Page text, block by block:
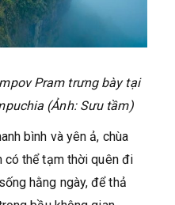
Pram trưng bày tại
(Ảnh: Sưu tầm)
bình và yên ả, chùa
có thể tạm thời quên đi
hằng ngày, để thả